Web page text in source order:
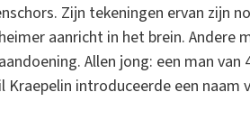
Zijn tekeningen ervan zijn
aanricht in het brein. Andere
Allen jong: een man van
Kraepelin introduceerde een naam